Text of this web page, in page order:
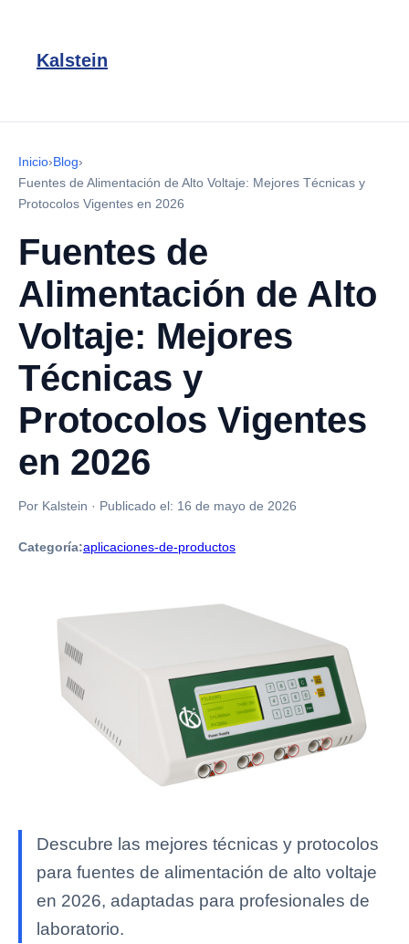
Kalstein
Inicio›Blog›
Fuentes de Alimentación de Alto Voltaje: Mejores Técnicas y
Protocolos Vigentes en 2026
Fuentes de
Alimentación de Alto
Voltaje: Mejores
Técnicas y
Protocolos Vigentes
en 2026
Por Kalstein · Publicado el: 16 de mayo de 2026
Categoría:aplicaciones-de-productos
Descubre las mejores técnicas y protocolos
para fuentes de alimentación de alto voltaje
en 2026, adaptadas para profesionales de
laboratorio.